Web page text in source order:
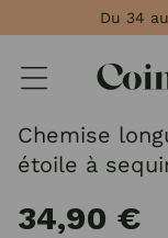
Du 34
Chemise
étoile à
34,90 €
Panneau de gestion